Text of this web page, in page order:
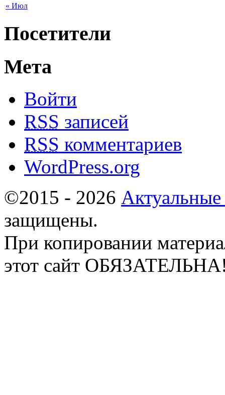
« Июл
Посетители
Мета
Войти
RSS записей
RSS комментариев
WordPress.org
©2015 - 2026
защищены.
При копировании
этот сайт